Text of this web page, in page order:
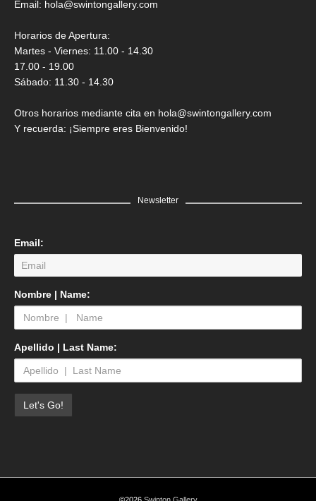
Email: hola@swintongallery.com
Horarios de Apertura:
Martes - Viernes: 11.00 - 14.30
17.00 - 19.00
Sábado: 11.30 - 14.30
Otros horarios mediante cita en hola@swintongallery.com
Y recuerda: ¡Siempre eres Bienvenido!
Newsletter
Email:
Nombre | Name:
Apellido | Last Name: